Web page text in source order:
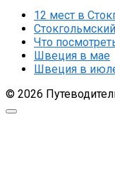
12 мест в
Что
Швеция в мае
Швеция в
© 2026